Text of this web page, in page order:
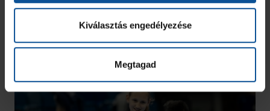
Kiválasztás engedélyezése
Megtagad